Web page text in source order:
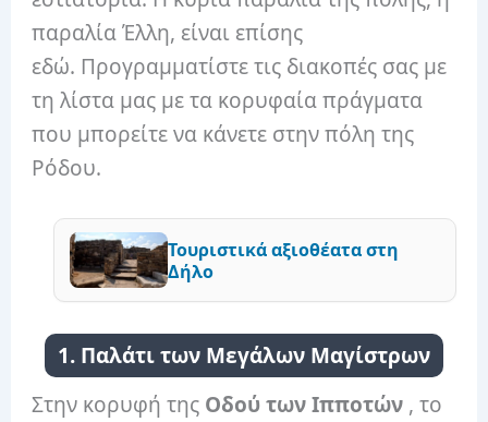
παραλία Έλλη, είναι επίσης
εδώ. Προγραμματίστε τις διακοπές σας με
τη λίστα μας με τα κορυφαία πράγματα
που μπορείτε να κάνετε στην πόλη της
Ρόδου.
Τουριστικά αξιοθέατα στη
Δήλο
1. Παλάτι των Μεγάλων Μαγίστρων
Στην κορυφή της Οδού των Ιπποτών , το